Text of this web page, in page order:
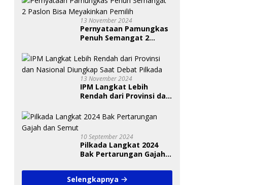
13 November 2024
Pernyataan Pamungkas
Penuh Semangat 2
Pemilih
13 November 2024
IPM Langkat Lebih
Rendah dari Provinsi dan
Debat Pilkada
10 September 2024
Pilkada Langkat 2024
Bak Pertarungan Gajah
Selengkapnya